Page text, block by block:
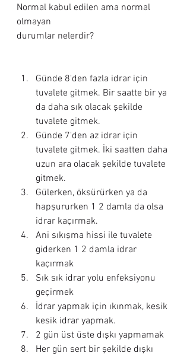
Normal kabul edilen ama normal
olmayan
durumlar nelerdir?
Günde 8'den fazla idrar için
tuvalete gitmek. Bir saatte bir ya
da daha sık olacak şekilde
tuvalete gitmek.
Günde 7'den az idrar için
tuvalete gitmek. İki saatten daha
uzun ara olacak şekilde tuvalete
gitmek.
Gülerken, öksürürken ya da
hapşururken 1 2 damla da olsa
idrar kaçırmak.
Ani sıkışma hissi ile tuvalete
giderken 1 2 damla idrar
kaçırmak
Sık sık idrar yolu enfeksiyonu
geçirmek
İdrar yapmak için ıkınmak, kesik
kesik idrar yapmak.
2 gün üst üste dışkı yapmamak
Her gün sert bir şekilde dışkı